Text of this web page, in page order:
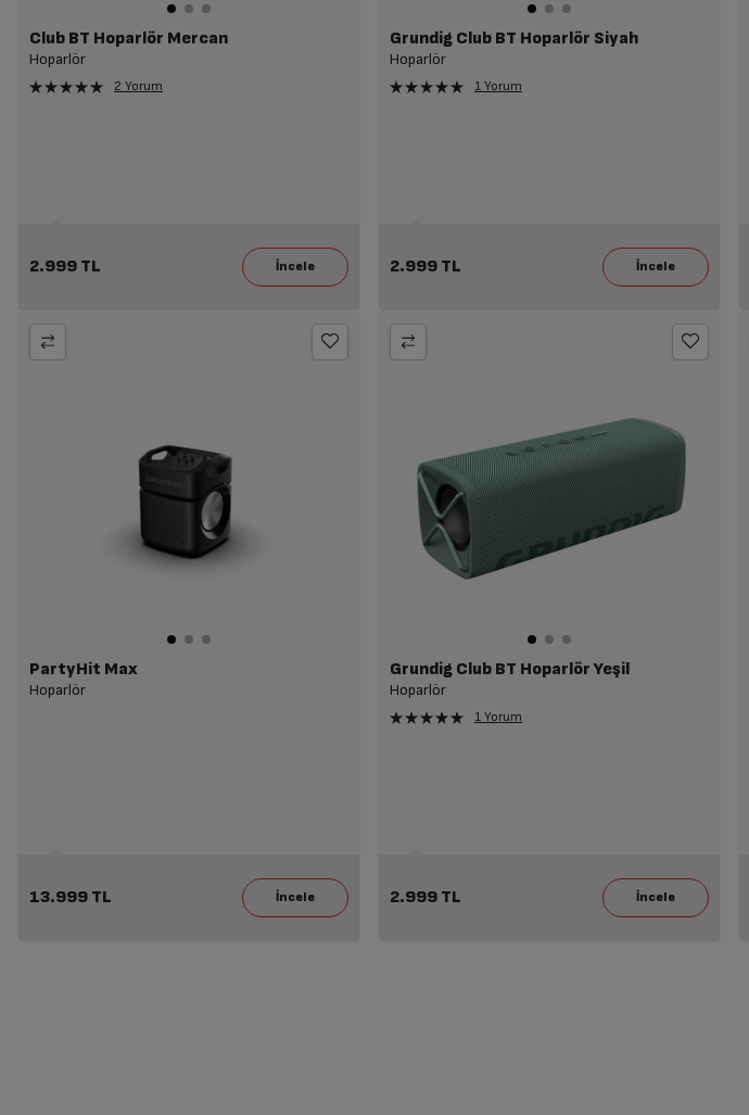
Club BT Hoparlör Mercan
Hoparlör
2 Yorum
2.999 TL
Grundig Club BT Hoparlör Siyah
Hoparlör
1 Yorum
2.999 TL
PartyHit Max
Hoparlör
13.999 TL
Grundig Club BT Hoparlör Yeşil
Hoparlör
1 Yorum
2.999 TL